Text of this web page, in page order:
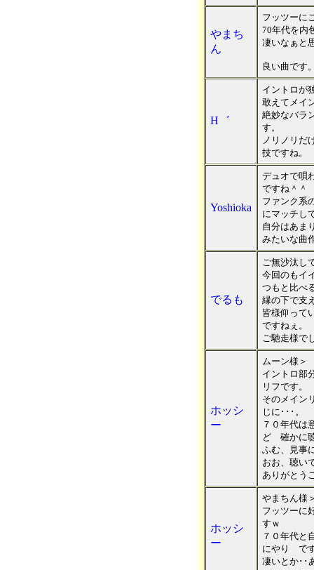
やまち
ん
フッツーに
70年代を内
凄いなぁと
良い曲です
H゛
イントロが
敢えてメイ
絶妙なバラ
す。
ノリノリだ
技ですね。
Yoshioka
デュオで唄
ですね＾＾
ファンク系
にマッチし
自分はあま
みたいな曲
でるも
ご無沙汰し
今回のもイ
つもと比べ
縁の下で支
皆様仰って
ですねぇ。
ご馳走様で
ホッシ
ー
ムーン様＞
イントロ部
リフです。
そのメイン
じに･･･。
７０年代は
ど 確かに
ふむ、見事
おお、聴い
ありがとう
ホッシ
ー
やまちん様
フッツーに
すｗ
７０年代
にやり で
凄いとか･･